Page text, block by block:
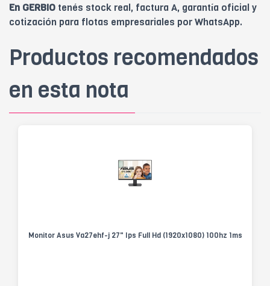
En GERBIO tenés stock real, factura A, garantía oficial y
cotización para flotas empresariales por WhatsApp.
Productos recomendados
en esta nota
Monitor Asus Va27ehf-j 27" Ips Full Hd (1920x1080) 100hz 1ms